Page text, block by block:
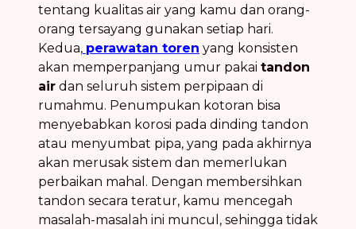
tentang kualitas air yang kamu dan orang-
orang tersayang gunakan setiap hari.
Kedua, perawatan toren yang konsisten
akan memperpanjang umur pakai tandon
air dan seluruh sistem perpipaan di
rumahmu. Penumpukan kotoran bisa
menyebabkan korosi pada dinding tandon
atau menyumbat pipa, yang pada akhirnya
akan merusak sistem dan memerlukan
perbaikan mahal. Dengan membersihkan
tandon secara teratur, kamu mencegah
masalah-masalah ini muncul, sehingga tidak